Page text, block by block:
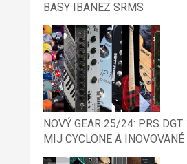
BASY IBANEZ SRMS
NOVÝ GEAR 25/24: PRS DGT
MIJ CYCLONE A